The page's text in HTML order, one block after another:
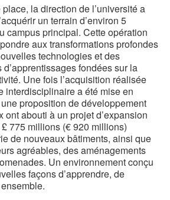
la direction de l’université a
un terrain d’environ 5
campus principal. Cette opération
aux transformations profondes
technologies et des
fondées sur la
Une fois l’acquisition réalisée
interdisciplinaire a été mise en
proposition de développement
ont abouti à un projet d’expansion
775 millions (€ 920 millions)
de nouveaux bâtiments, ainsi que
agréables, des aménagements
Un environnement conçu
façons d’apprendre, de